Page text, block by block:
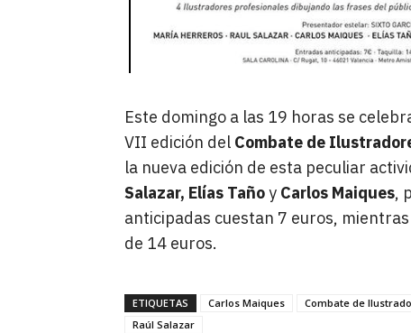
Este domingo a las 19 horas se
VII edición del Combate de
la nueva edición de esta peculiar
Salazar, Elías Tañoy Carlos Maiques,
anticipadas cuestan 7 euros,
de 14 euros.
ETIQUETAS Carlos Maiques Combate de
Raúl Salazar